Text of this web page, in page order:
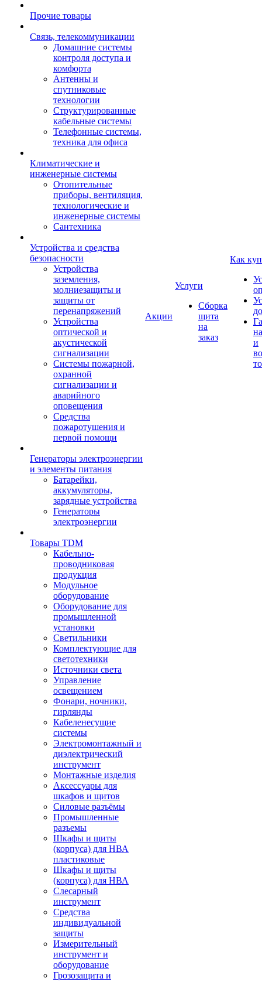
Прочие товары
Связь, телекоммуникации
Домашние системы
контроля доступа и
комфорта
Антенны и
спутниковые
технологии
Структурированные
кабельные системы
Телефонные системы,
техника для офиса
Климатические и
инженерные системы
Отопительные
приборы, вентиляция,
технологические и
инженерные системы
Сантехника
Устройства и средства
безопасности
Устройства
заземления,
молниезащиты и
защиты от
перенапряжений
Устройства
оптической и
акустической
сигнализации
Системы пожарной,
охранной
сигнализации и
аварийного
оповещения
Средства
пожаротушения и
первой помощи
Генераторы электроэнергии
и элементы питания
Батарейки,
аккумуляторы,
зарядные устройства
Генераторы
электроэнергии
Товары TDM
Кабельно-
проводниковая
продукция
Модульное
оборудование
Оборудование для
промышленной
установки
Светильники
Комплектующие для
светотехники
Источники света
Управление
освещением
Фонари, ночники,
гирлянды
Кабеленесущие
системы
Электромонтажный и
диэлектрический
инструмент
Монтажные изделия
Аксессуары для
шкафов и щитов
Силовые разъёмы
Промышленные
разъемы
Шкафы и щиты
(корпуса) для НВА
пластиковые
Шкафы и щиты
(корпуса) для НВА
Слесарный
инструмент
Средства
индивидуальной
защиты
Измерительный
инструмент и
оборудование
Грозозащита и
Акции
Услуги
Сборка
щита
на
заказ
Как
и